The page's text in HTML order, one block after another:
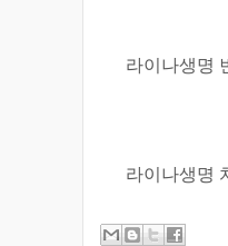
라이나생명
라이나생명